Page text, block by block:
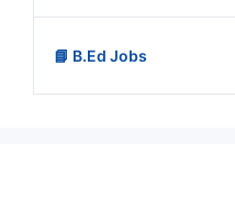
📘 B.Ed Jobs